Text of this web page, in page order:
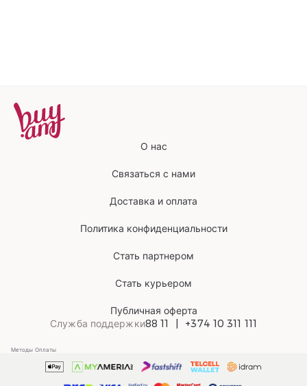
О нас
Связаться с нами
Доставка и оплата
Политика конфиденциальности
Стать партнером
Стать курьером
Публичная оферта
Служба поддержки88 11 +374 10 311 111
Методы Оплаты